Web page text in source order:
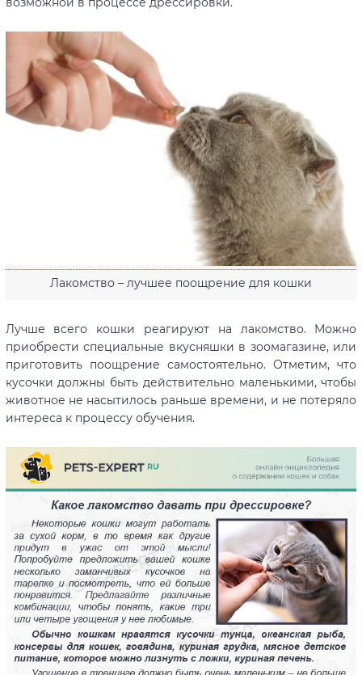
Лакомство – лучшее поощрение для кошки
Лучше всего кошки реагируют на лакомство. Можно
приобрести специальные вкусняшки в зоомагазине, или
приготовить поощрение самостоятельно. Отметим, что
кусочки должны быть действительно маленькими, чтобы
животное не насытилось раньше времени, и не потеряло
интереса к процессу обучения.